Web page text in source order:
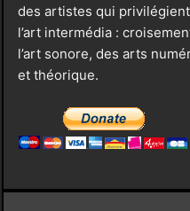
des artistes qui
l’art intermédia :
l’art sonore, des arts
et théorique.